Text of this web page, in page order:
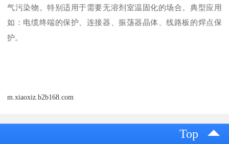
气污染物。特别适用于需要无溶剂室温固化的场合。典型应用
如：电缆终端的保护、连接器、振荡器晶体、线路板的焊点保
护。
m.xiaoxiz.b2b168.com
Top